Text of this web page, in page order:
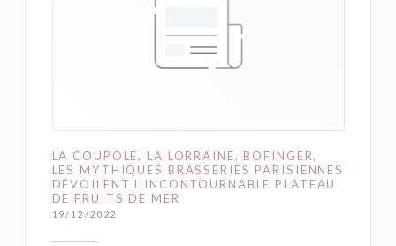
LA COUPOLE, LA LORRAINE, BOFINGER,
LES MYTHIQUES BRASSERIES PARISIENNES
DÉVOILENT L'INCONTOURNABLE PLATEAU
DE FRUITS DE MER
19/12/2022